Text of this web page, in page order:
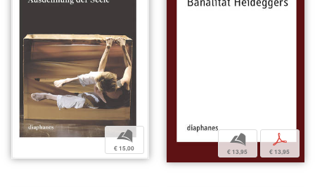
b
€ 15,00
b
€ 13,95
p
€ 13,95